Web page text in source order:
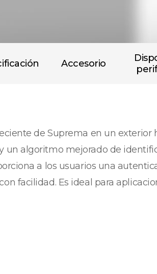
Accesorio
de Suprema en un
algoritmo mejorado de
a los usuarios una
facilidad. Es ideal para